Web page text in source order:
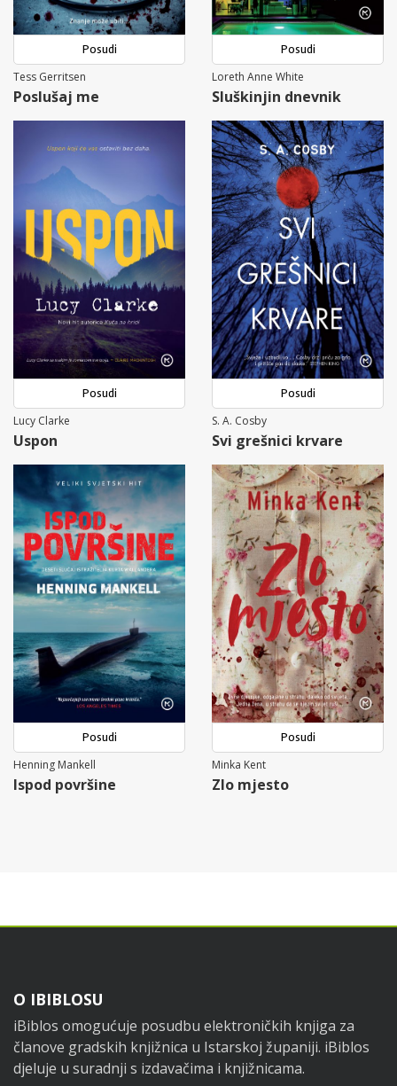
Posudi
Tess Gerritsen
Poslušaj me
Posudi
Loreth Anne White
Sluškinjin dnevnik
Posudi
Lucy Clarke
Uspon
Posudi
S. A. Cosby
Svi grešnici krvare
Posudi
Henning Mankell
Ispod površine
Posudi
Minka Kent
Zlo mjesto
Footer
O IBIBLOSU
iBiblos omogućuje posudbu elektroničkih knjiga za
članove gradskih knjižnica u Istarskoj županiji. iBiblos
djeluje u suradnji s izdavačima i knjižnicama.